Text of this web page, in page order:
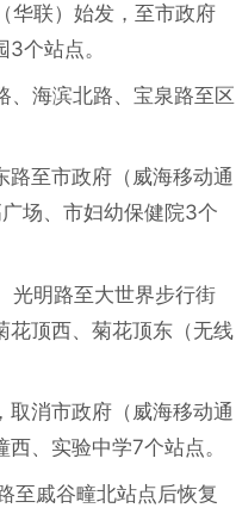
华联）始发，至市政府
个站点。
、海滨北路、宝泉路至区
路至市政府（威海移动通
场、市妇幼保健院3个
光明路至大世界步行街
花顶西、菊花顶东（无线
取消市政府（威海移动通
、实验中学7个站点。
至戚谷疃北站点后恢复